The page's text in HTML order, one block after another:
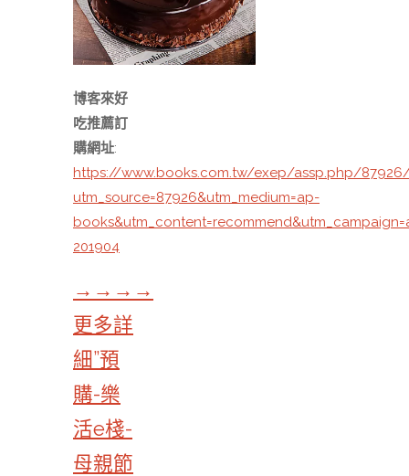
博客來好
吃推薦訂
購網址:
https://www.books.com.tw/exep/assp.php/87926/
utm_source=87926&utm_medium=ap-
201904
→→→→
更多詳
細”預
購-樂
活e棧-
母親節